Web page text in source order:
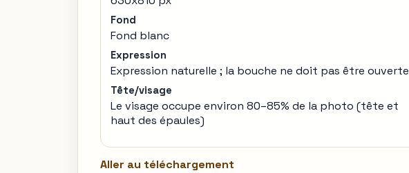
Fond
Fond blanc
Expression
Expression naturelle ; la bouche ne doit pas être ouverte
Tête/visage
Le visage occupe environ 80–85% de la photo (tête et
haut des épaules)
Aller au téléchargement